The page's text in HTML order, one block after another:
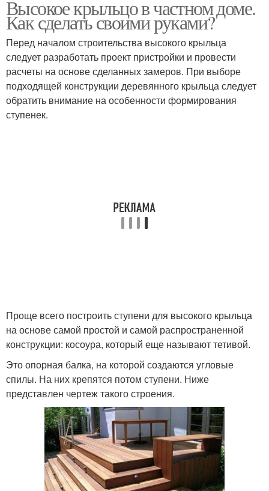
крыльца
Крыльцо из дерева
Крыльцо из бетона Крыльцо из металла
Крыльцо с навесом
Фундамент для
деревянного крыльца
Крыльцо из бруса Приставное крыльцо
Крыльцо на даче Бетонное крыльцо
Высокое крыльцо в частном доме.
Как сделать своими руками?
Перед началом строительства высокого крыльца
следует разработать проект пристройки и провести
расчеты на основе сделанных замеров. При выборе
подходящей конструкции деревянного крыльца следует
обратить внимание на особенности формирования
ступенек.
Проще всего построить ступени для высокого крыльца
на основе самой простой и самой распространенной
конструкции: косоура, который еще называют тетивой.
Это опорная балка, на которой создаются угловые
спилы. На них крепятся потом ступени. Ниже
представлен чертеж такого строения.